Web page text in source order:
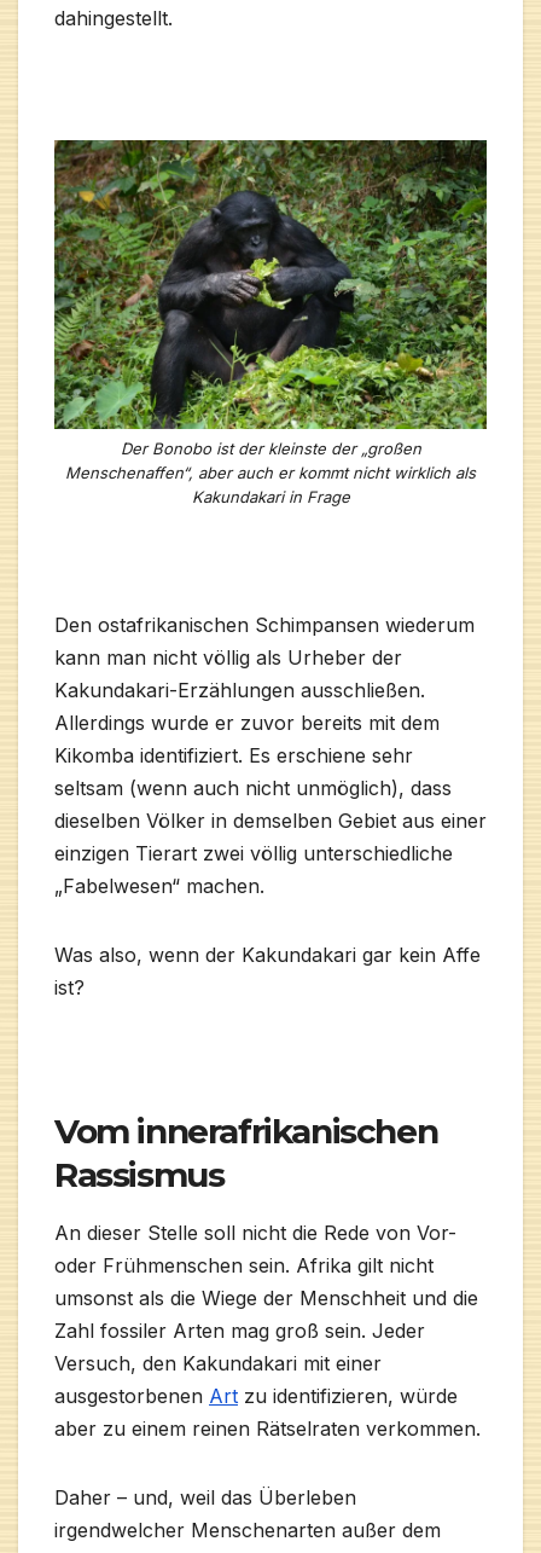
dahingestellt.
Der Bonobo ist der kleinste der „großen
Menschenaffen“, aber auch er kommt nicht wirklich als
Kakundakari in Frage
Den ostafrikanischen Schimpansen wiederum
kann man nicht völlig als Urheber der
Kakundakari-Erzählungen ausschließen.
Allerdings wurde er zuvor bereits mit dem
Kikomba identifiziert. Es erschiene sehr
seltsam (wenn auch nicht unmöglich), dass
dieselben Völker in demselben Gebiet aus einer
einzigen Tierart zwei völlig unterschiedliche
„Fabelwesen“ machen.
Was also, wenn der Kakundakari gar kein Affe
ist?
Vom innerafrikanischen
Rassismus
An dieser Stelle soll nicht die Rede von Vor-
oder Frühmenschen sein. Afrika gilt nicht
umsonst als die Wiege der Menschheit und die
Zahl fossiler Arten mag groß sein. Jeder
Versuch, den Kakundakari mit einer
ausgestorbenen Art zu identifizieren, würde
aber zu einem reinen Rätselraten verkommen.
Daher – und, weil das Überleben
irgendwelcher Menschenarten außer dem